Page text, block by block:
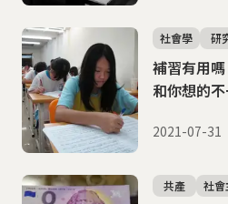
補習有用
和你想的
社會學 研
2021-07-31
共產 社會